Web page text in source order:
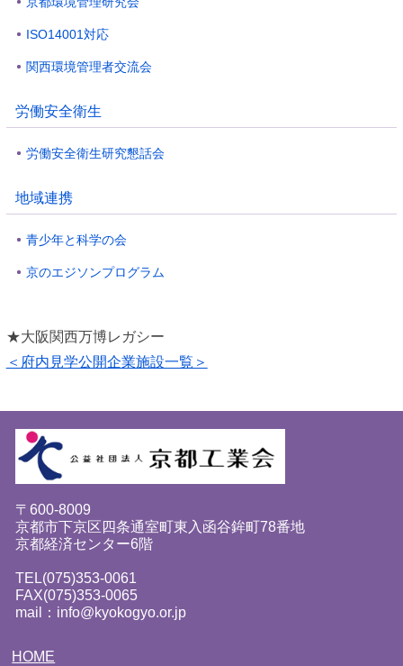
ISO14001対応
関西環境管理者交流会
労働安全衛生
労働安全衛生研究懇話会
地域連携
青少年と科学の会
京のエジソンプログラム
★大阪関西万博レガシー
＜府内見学公開企業施設一覧＞
〒600-8009
京都市下京区四条通室町東入函谷鉾町78番地
京都経済センター6階
TEL(075)353-0061
FAX(075)353-0065
mail：info@kyokogyo.or.jp
HOME